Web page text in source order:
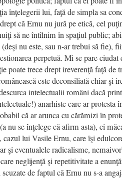
înţelegerii lui, faţă de simpla sa
că Ernu nu jură pe etică, cel
să ne întîlnim în spaţiul public;
nu este, sau n-ar trebui să fie),
perpetuă. Mi se pare ciudat
poate trece drept ireverenţă faţă de
este deconsiliată chiar şi
intelectualii români dacă
anarhiste care ar protesta
că ar arunca cu cărămizi în
nu se înţelege că afirm asta), ci
lui Vasile Ernu, care îşi
şi eventualele radicalisme,
neglijenţă şi repetitivitate a
de faptul că Ernu nu s-a